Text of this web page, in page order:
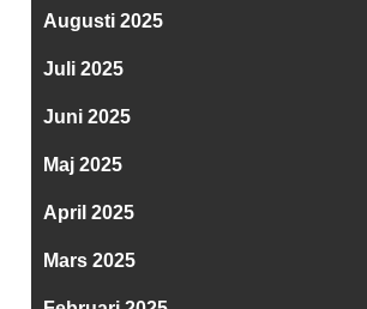
Augusti 2025
Juli 2025
Juni 2025
Maj 2025
April 2025
Mars 2025